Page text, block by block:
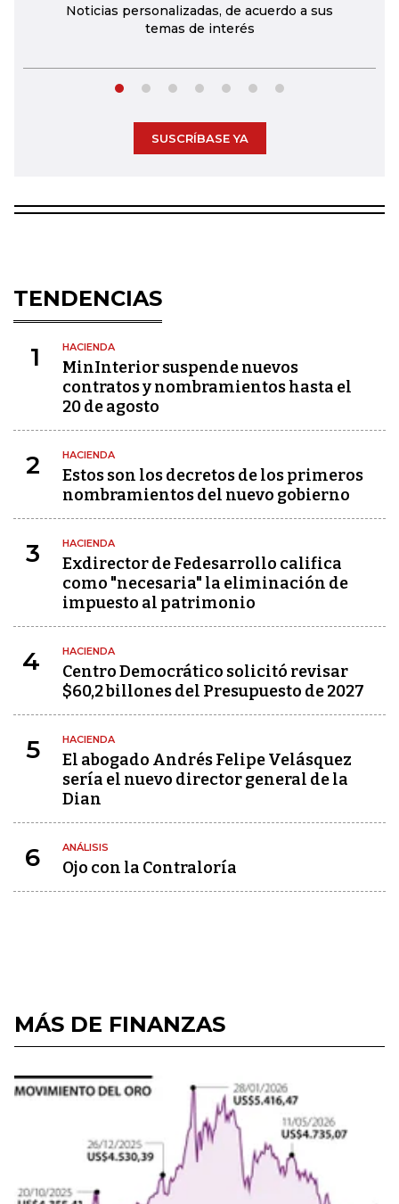
Noticias personalizadas, de acuerdo a sus
temas de interés
SUSCRÍBASE YA
TENDENCIAS
1 HACIENDA
MinInterior suspende nuevos
contratos y nombramientos hasta el
20 de agosto
2 HACIENDA
Estos son los decretos de los primeros
nombramientos del nuevo gobierno
3 HACIENDA
Exdirector de Fedesarrollo califica
como "necesaria" la eliminación de
impuesto al patrimonio
4 HACIENDA
Centro Democrático solicitó revisar
$60,2 billones del Presupuesto de 2027
5 HACIENDA
El abogado Andrés Felipe Velásquez
sería el nuevo director general de la
Dian
6 ANÁLISIS
Ojo con la Contraloría
MÁS DE FINANZAS